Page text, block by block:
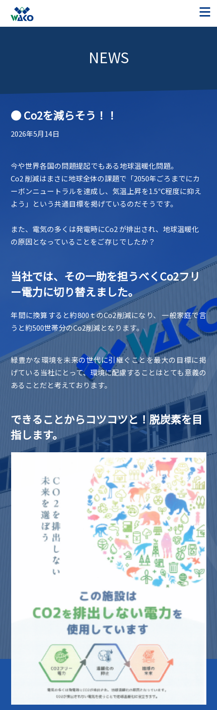
NEWS
● Co2を減らそう！！
2026年5月14日
今や世界各国の問題提起でもある地球温暖化問題。
Co2 削減はまさに地球全体の課題で「2050年ごろまでにカ
ーボンニュートラルを達成し、気温上昇を1.5℃程度に抑え
よう」という共通目標を掲げているのだそうです。
また、電気の多くは発電時にCo2 が排出され、地球温暖化
の原因となっていることをご存じでしたか？
当社では、その一助を担うべくCo2フリ
ー電力に切り替えました。
年間に換算すると約800ｔのCo2削減になり、 一般家庭で言
うと約500世帯分のCo2削減となります。
緑豊かな環境を未来の世代に引継ぐことを最大の目標に掲
げている当社にとって、環境に配慮することはとても意義の
あることだと考えております。
できることからコツコツと！脱炭素を目
指します。